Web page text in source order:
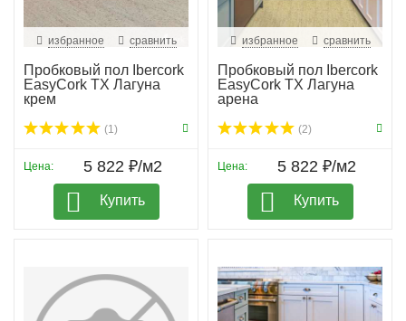
избранное сравнить
Пробковый пол Ibercork
EasyCork TX Лагуна
крем
(1)
Цена: 5 822 ₽/м2
Купить
избранное сравнить
Пробковый пол Ibercork
EasyCork TX Лагуна
арена
(2)
Цена: 5 822 ₽/м2
Купить